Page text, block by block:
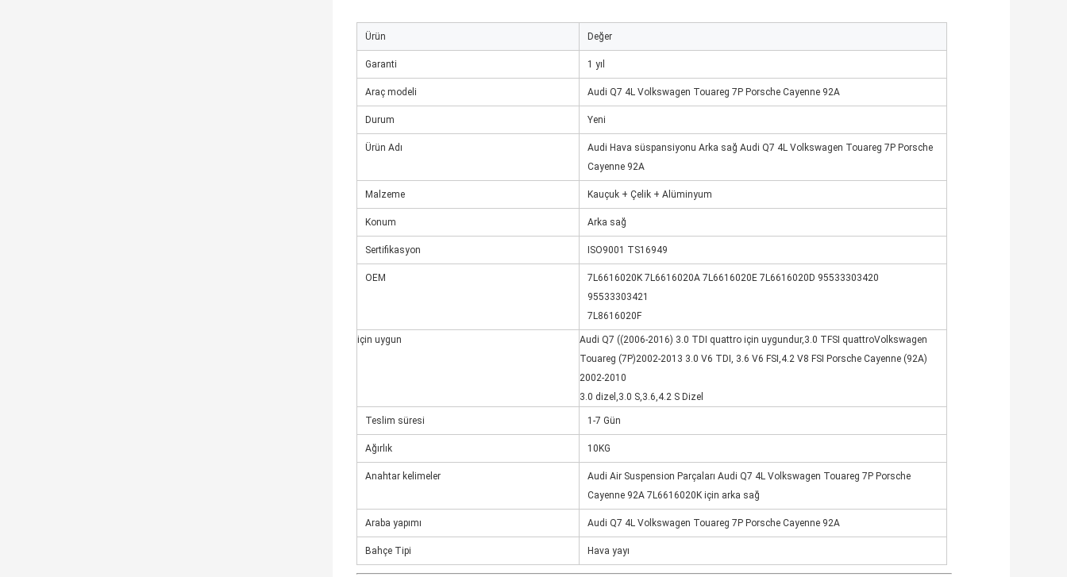
Ürün Değer
Garanti 1 yıl
Araç modeli Audi Q7 4L Volkswagen Touareg 7P Porsche Cayenne 92A
Durum Yeni
Ürün Adı
Audi Hava süspansiyonu Arka sağ Audi Q7 4L Volkswagen Touareg 7P Porsche
Cayenne 92A
Malzeme Kauçuk + Çelik + Alüminyum
Konum Arka sağ
Sertifikasyon ISO9001 TS16949
OEM
7L6616020K 7L6616020A 7L6616020E 7L6616020D 95533303420
95533303421
7L8616020F
için uygun
Audi Q7 ((2006-2016) 3.0 TDI quattro için uygundur,3.0 TFSI quattroVolkswagen
Touareg (7P)2002-2013 3.0 V6 TDI, 3.6 V6 FSI,4.2 V8 FSI Porsche Cayenne (92A)
2002-2010
3.0 dizel,3.0 S,3.6,4.2 S Dizel
Teslim süresi 1-7 Gün
Ağırlık 10KG
Anahtar kelimeler
Audi Air Suspension Parçaları Audi Q7 4L Volkswagen Touareg 7P Porsche
Cayenne 92A 7L6616020K için arka sağ
Araba yapımı Audi Q7 4L Volkswagen Touareg 7P Porsche Cayenne 92A
Bahçe Tipi Hava yayı